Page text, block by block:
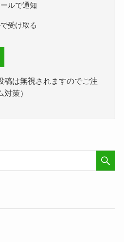
ルで通知
受け取る
稿は無視されますのでご注
策）